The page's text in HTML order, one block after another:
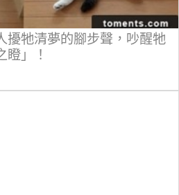
擾牠清夢的腳步聲，吵醒牠
瞪」！